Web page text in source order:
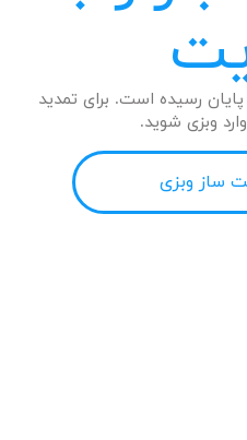
رسیده است. برای تمدید
وبزی شوید.
ساز وبزی